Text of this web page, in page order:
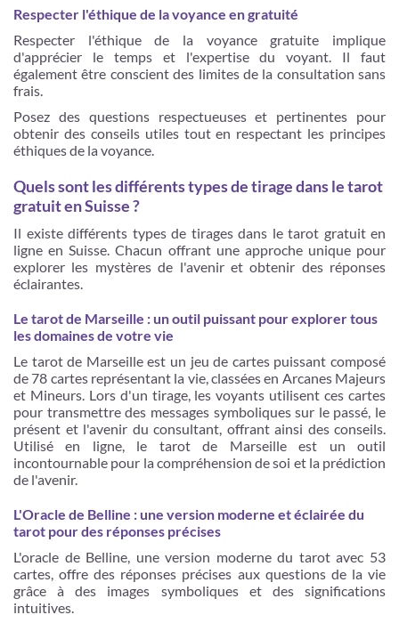
Respecter l'éthique de la voyance en gratuité
Respecter l'éthique de la voyance gratuite implique
d'apprécier le temps et l'expertise du voyant. Il faut
également être conscient des limites de la consultation sans
frais.
Posez des questions respectueuses et pertinentes pour
obtenir des conseils utiles tout en respectant les principes
éthiques de la voyance.
Quels sont les différents types de tirage dans le tarot
gratuit en Suisse ?
Il existe différents types de tirages dans le tarot gratuit en
ligne en Suisse. Chacun offrant une approche unique pour
explorer les mystères de l'avenir et obtenir des réponses
éclairantes.
Le tarot de Marseille : un outil puissant pour explorer tous
les domaines de votre vie
Le tarot de Marseille est un jeu de cartes puissant composé
de 78 cartes représentant la vie, classées en Arcanes Majeurs
et Mineurs. Lors d'un tirage, les voyants utilisent ces cartes
pour transmettre des messages symboliques sur le passé, le
présent et l'avenir du consultant, offrant ainsi des conseils.
Utilisé en ligne, le tarot de Marseille est un outil
incontournable pour la compréhension de soi et la prédiction
de l'avenir.
L'Oracle de Belline : une version moderne et éclairée du
tarot pour des réponses précises
L'oracle de Belline, une version moderne du tarot avec 53
cartes, offre des réponses précises aux questions de la vie
grâce à des images symboliques et des significations
intuitives.